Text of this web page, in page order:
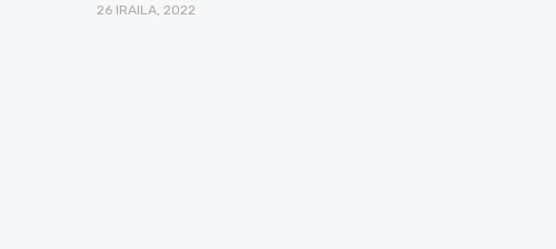
26 IRAILA, 2022